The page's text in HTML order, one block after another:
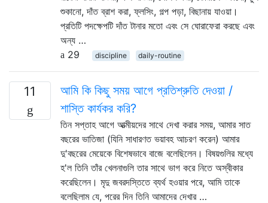
শুকানো, দাঁত ব্রাশ করা, ফ্লসিং, গল্প পড়া, বিছানায় যাওয়া।
প্রতিটি পদক্ষেপটি দাঁত টানার মতো এবং সে ঘোরাফেরা করছে এবং
অন্য …
29
discipline daily-routine
11
আমি কি কিছু সময় আগে প্রতিশ্রুতি দেওয়া /
শাস্তি কার্যকর করি?
তিন সপ্তাহ আগে আত্মীয়দের সাথে দেখা করার সময়, আমার সাত
বছরের ভাতিজা (যিনি সাধারণত ভয়াবহ আচরণ করেন) আমার
দু'বছরের মেয়েকে বিশেষভাবে বাজে বলেছিলেন। বিষয়গুলির মধ্যে
হ'ল তিনি তাঁর খেলনাগুলি তার সাথে ভাগ করে নিতে অস্বীকার
করেছিলেন। মৃদু জবরদস্তিতে ব্যর্থ হওয়ার পরে, আমি তাকে
বলেছিলাম যে, পরের দিন তিনি আমাদের দেখার …